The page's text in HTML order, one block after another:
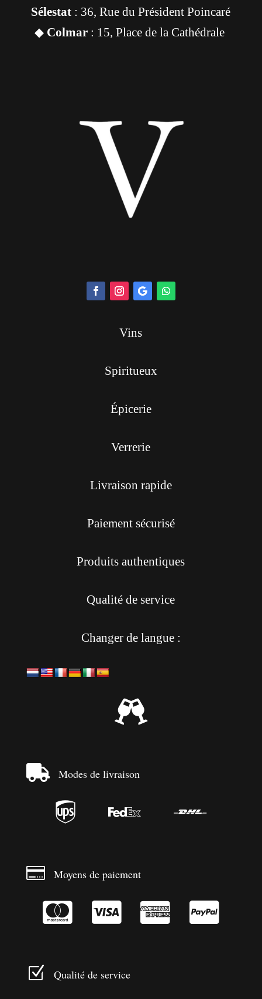
Sélestat : 36, Rue du Président Poincaré
◆ Colmar: 15, Place de la Cathédrale
Vins
Spiritueux
Épicerie
Verrerie
Livraison rapide
Paiement sécurisé
Produits authentiques
Qualité de service
Changer de langue :

 Modes de livraison
  
 Moyens de paiement
   
Z Qualité de service